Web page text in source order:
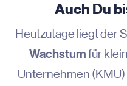
Auch Du
Heutzutage liegt der
Wachstumfür
Unternehmen (KMU)